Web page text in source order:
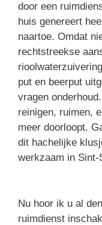
door een
huis genereert
naartoe. Omdat
rechtstreekse
put en beerput
vragen
reinigen, ruimen,
meer doorloopt.
dit hachelijke
werkzaam in Sint-
Nu hoor ik u al
ruimdienst